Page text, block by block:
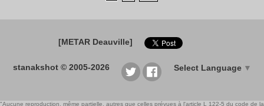
[METAR Deauville]
stanakshot © 2005-2026 Select Language ▼
"Aucune reproduction, même partielle, autres que celles prévues à l'article L 122-5 du code de la